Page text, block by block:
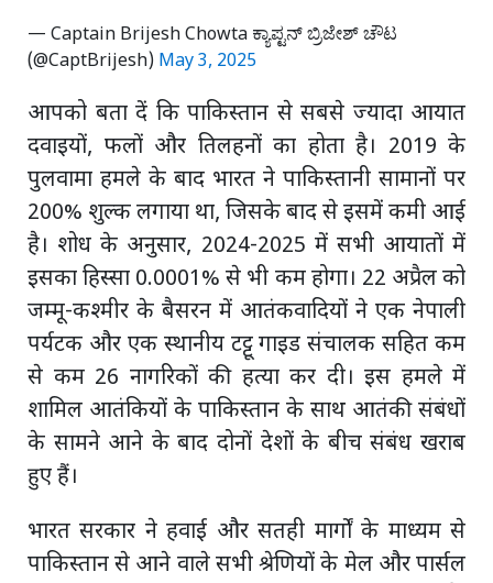
— Captain Brijesh Chowta ಕ್ಯಾಪ್ಟನ್ ಬ್ರಿಜೇಶ್ ಚೌಟ
(@CaptBrijesh) May 3, 2025
आपको बता दें कि पाकिस्तान से सबसे ज्यादा आयात
दवाइयों, फलों और तिलहनों का होता है। 2019 के
पुलवामा हमले के बाद भारत ने पाकिस्तानी सामानों पर
200% शुल्क लगाया था, जिसके बाद से इसमें कमी आई
है। शोध के अनुसार, 2024-2025 में सभी आयातों में
इसका हिस्सा 0.0001% से भी कम होगा। 22 अप्रैल को
जम्मू-कश्मीर के बैसरन में आतंकवादियों ने एक नेपाली
पर्यटक और एक स्थानीय टट्टू गाइड संचालक सहित कम
से कम 26 नागरिकों की हत्या कर दी। इस हमले में
शामिल आतंकियों के पाकिस्तान के साथ आतंकी संबंधों
के सामने आने के बाद दोनों देशों के बीच संबंध खराब
हुए हैं।
भारत सरकार ने हवाई और सतही मार्गों के माध्यम से
पाकिस्तान से आने वाले सभी श्रेणियों के मेल और पार्सल